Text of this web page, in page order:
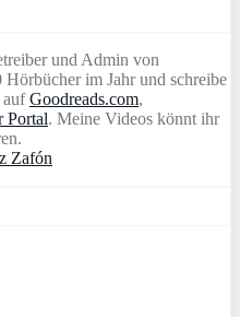
und Admin von
Hörbücher im Jahr und schreibe
aufGoodreads.com,
Portal. Meine Videos könnt ihr
Zafón